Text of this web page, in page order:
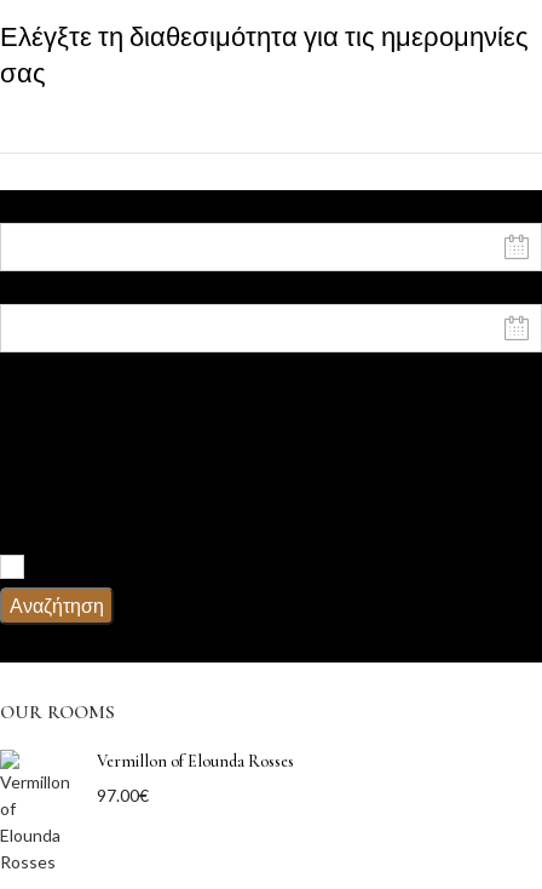
Ελέγξτε τη διαθεσιμότητα για τις ημερομηνίες
σας
Αναζήτηση
OUR ROOMS
Vermillon of Elounda Rosses
97.00€